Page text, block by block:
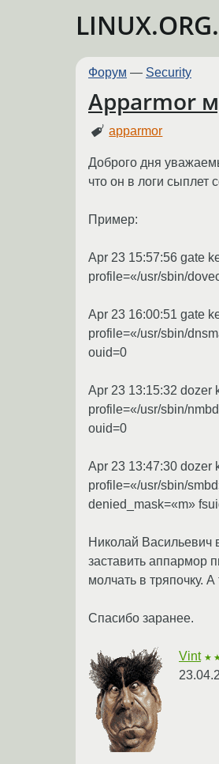
Форум — Security
Apparmor
apparmor
Доброго дня
что он в логи сыплет
Пример:
Apr 23 15:57:56 gate
profile=«/usr/sbin/
Apr 23 16:00:51 gate
profile=«/usr/sbin/
ouid=0
Apr 23 13:15:32 dozer
profile=«/usr/sbin/
ouid=0
Apr 23 13:47:30 dozer
profile=«/usr/sbin/
denied_mask=«m»
Николай Васильевич
заставить аппармор
молчать в тряпочку.
Спасибо заранее.
Vint